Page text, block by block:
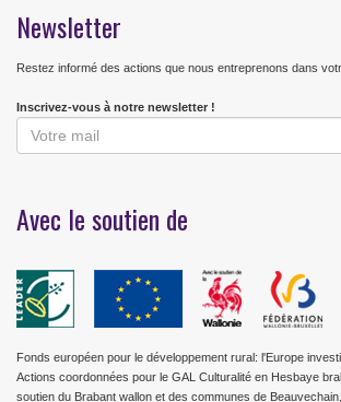
Newsletter
Restez informé des actions que nous entreprenons dans
Inscrivez-vous à notre newsletter !
Avec le soutien de
Fonds européen pour le développement rural: l'Europe
Actions coordonnées pour le GAL Culturalité en Hesbaye
soutien du Brabant wallon et des communes de